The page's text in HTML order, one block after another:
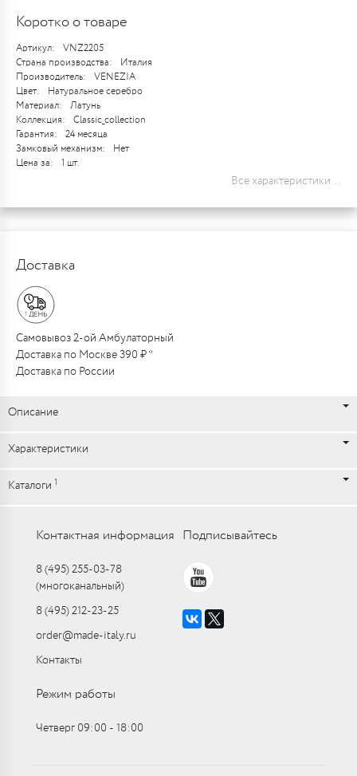
Коротко о товаре
Артикул:
VNZ2205
Страна производства:
Италия
Производитель:
VENEZIA
Цвет:
Натуральное серебро
Материал:
Латунь
Коллекция:
Classic_collection
Гарантия:
24 месяца
Замковый механизм:
Нет
Цена за:
1 шт.
Все характеристики...
Доставка
Самовывоз 2-ой Амбулаторный
Доставка по Москве 390 ₽ *
Доставка по России
Описание
Характеристики
Каталоги 1
Контактная информация
8 (495) 255-03-78
(многоканальный)
8 (495) 212-23-25
order@made-italy.ru
Контакты
Подписывайтесь
Режим работы
Четверг 09:00 ‑ 18:00